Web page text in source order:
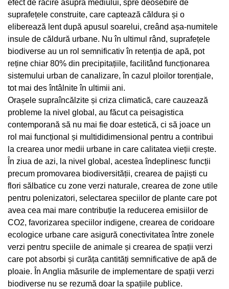
efect de răcire asupra mediului, spre deosebire de
suprafețele construite, care captează căldura și o
eliberează lent după apusul soarelui, creând așa-numitele
insule de căldură urbane. Nu în ultimul rând, suprafețele
biodiverse au un rol semnificativ în retenția de apă, pot
reține chiar 80% din precipitațiile, facilitând funcționarea
sistemului urban de canalizare, în cazul ploilor torențiale,
tot mai des întâlnite în ultimii ani.
Orașele supraîncălzite și criza climatică, care cauzează
probleme la nivel global, au făcut ca peisagistica
contemporană să nu mai fie doar estetică, ci să joace un
rol mai funcțional și multididimensional pentru a contribui
la crearea unor medii urbane in care calitatea vieții crește.
În ziua de azi, la nivel global, acestea îndeplinesc funcții
precum promovarea biodiversității, crearea de pajiști cu
flori sălbatice cu zone verzi naturale, crearea de zone utile
pentru polenizatori, selectarea speciilor de plante care pot
avea cea mai mare contribuție la reducerea emisiilor de
CO2, favorizarea speciilor indigene, crearea de coridoare
ecologice urbane care asigură conectivitatea între zonele
verzi pentru speciile de animale și crearea de spații verzi
care pot absorbi și curăța cantități semnificative de apă de
ploaie. În Anglia măsurile de implementare de spații verzi
biodiverse nu se rezumă doar la spațiile publice.